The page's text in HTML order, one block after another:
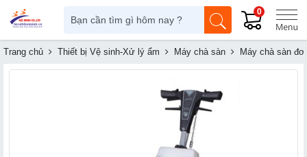
0
Trang chủ Thiết bị Vệ sinh-Xử lý ẩm Máy chà sàn Máy chà sàn